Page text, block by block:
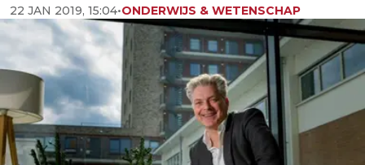
22 JAN 2019, 15:04•ONDERWIJS & WETENSCHAP